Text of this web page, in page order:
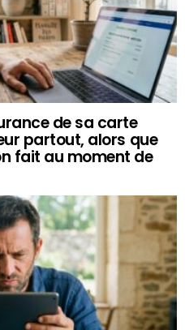
de sa carte
partout, alors que
fait au moment de